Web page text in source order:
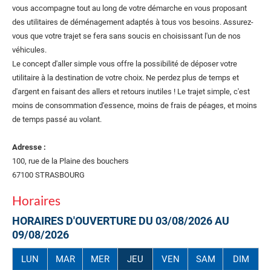
vous accompagne tout au long de votre démarche en vous proposant
des utilitaires de déménagement adaptés à tous vos besoins. Assurez-
vous que votre trajet se fera sans soucis en choisissant l'un de nos
véhicules.
Le concept d'aller simple vous offre la possibilité de déposer votre
utilitaire à la destination de votre choix. Ne perdez plus de temps et
d'argent en faisant des allers et retours inutiles ! Le trajet simple, c'est
moins de consommation d'essence, moins de frais de péages, et moins
de temps passé au volant.
Adresse :
100, rue de la Plaine des bouchers
67100 STRASBOURG
Horaires
HORAIRES D'OUVERTURE DU 03/08/2026 AU
09/08/2026
LUN MAR MER JEU VEN SAM DIM